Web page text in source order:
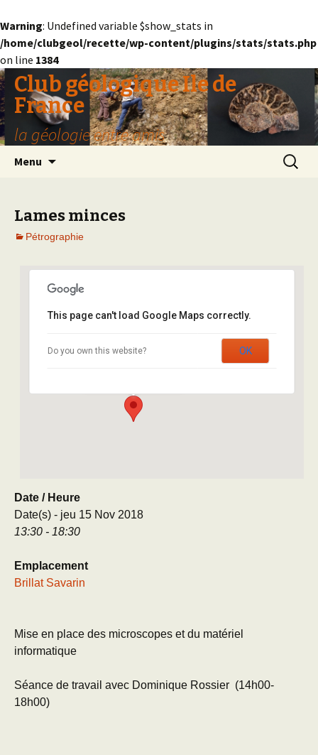
Warning: Undefined variable $show_stats in
/home/clubgeol/recette/wp-content/plugins/stats/stats.php
on line 1384
Club géologique Ile de
France
la géologie entre amis
Menu
Lames minces
Pétrographie
Brillat Savarin
This page can't load Google Maps correctly.
Do you own this website? OK
Date / Heure
Date(s) - jeu 15 Nov 2018
13:30 - 18:30
Emplacement
Brillat Savarin
Mise en place des microscopes et du matériel
informatique
Séance de travail avec Dominique Rossier (14h00-
18h00)